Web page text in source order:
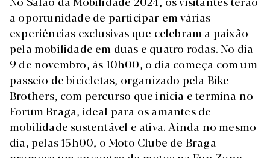
a oportunidade de participar em várias
experiências exclusivas que celebram a paixão
pela mobilidade em duas e quatro rodas. No dia
9 de novembro, às 10h00, o dia começa com um
passeio de bicicletas, organizado pela Bike
Brothers, com percurso que inicia e termina no
Forum Braga, ideal para os amantes de
mobilidade sustentável e ativa. Ainda no mesmo
dia, pelas 15h00, o Moto Clube de Braga